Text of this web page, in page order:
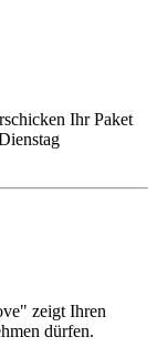
Ihr Paket
zeigt Ihren
dürfen.